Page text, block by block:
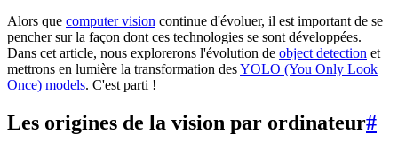
Alors que computer vision continue d'évoluer, il est important de se
pencher sur la façon dont ces technologies se sont développées.
Dans cet article, nous explorerons l'évolution de object detection et
mettrons en lumière la transformation desYOLO (You Only Look
Once) models. C'est parti !
Les origines de la vision par ordinateur#